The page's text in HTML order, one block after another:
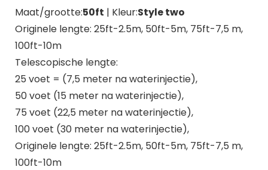
Maat/grootte:50ft | Kleur:Style two
Originele lengte: 25ft-2.5m, 50ft-5m, 75ft-7,5 m,
100ft-10m
Telescopische lengte:
25 voet = (7,5 meter na waterinjectie),
50 voet (15 meter na waterinjectie),
75 voet (22,5 meter na waterinjectie),
100 voet (30 meter na waterinjectie),
Originele lengte: 25ft-2.5m, 50ft-5m, 75ft-7,5 m,
100ft-10m